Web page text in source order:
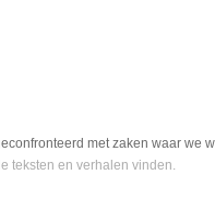
met zaken waar we
teksten en verhalen vinden.